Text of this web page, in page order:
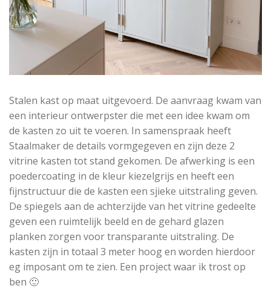
Stalen kast op maat uitgevoerd. De aanvraag kwam van
een interieur ontwerpster die met een idee kwam om
de kasten zo uit te voeren. In samenspraak heeft
Staalmaker de details vormgegeven en zijn deze 2
vitrine kasten tot stand gekomen. De afwerking is een
poedercoating in de kleur kiezelgrijs en heeft een
fijnstructuur die de kasten een sjieke uitstraling geven.
De spiegels aan de achterzijde van het vitrine gedeelte
geven een ruimtelijk beeld en de gehard glazen
planken zorgen voor transparante uitstraling. De
kasten zijn in totaal 3 meter hoog en worden hierdoor
eg imposant om te zien. Een project waar ik trost op
ben 🙂